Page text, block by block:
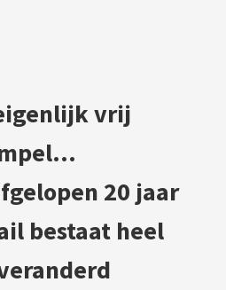
vrij
20 jaar
bestaat heel